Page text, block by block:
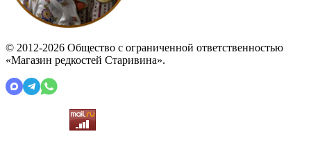
© 2012-2026 Общество с ограниченной ответственностью
«Магазин редкостей Старивина».